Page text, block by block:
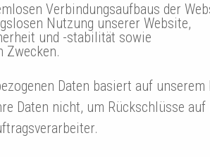
Verbindungsaufbaus der
Nutzung unserer Website,
und -stabilität sowie
Zwecken.
Daten basiert auf
Daten nicht, um Rückschlüsse